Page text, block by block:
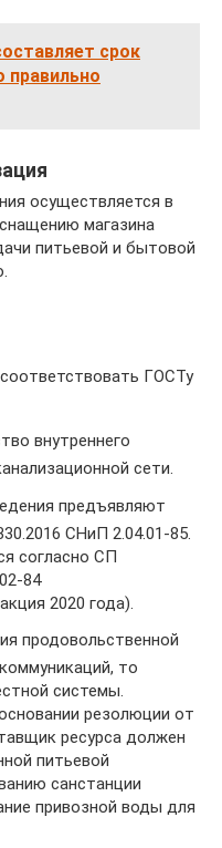
срок
правильно
осуществляется в
магазина
питьевой и бытовой
ГОСТу
внутреннего
сети.
предъявляют
СНиП 2.04.01-85.
согласно СП
84
2020 года).
продовольственной
то
системы.
резолюции от
ресурса должен
питьевой
санстанции
привозной воды для